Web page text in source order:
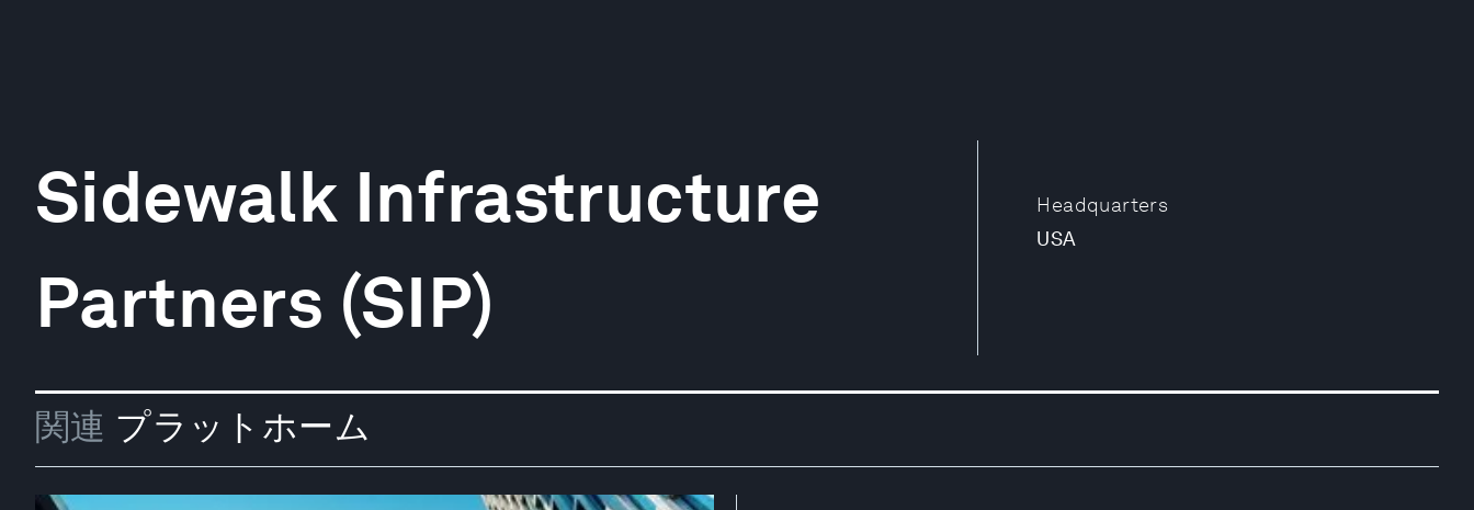
Headquarters
USA
Sidewalk Infrastructure
Partners (SIP)
関連 プラットホーム